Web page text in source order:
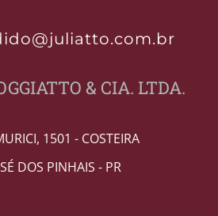
& CIA. LTDA.
1501 - COSTEIRA
DOS PINHAIS - PR